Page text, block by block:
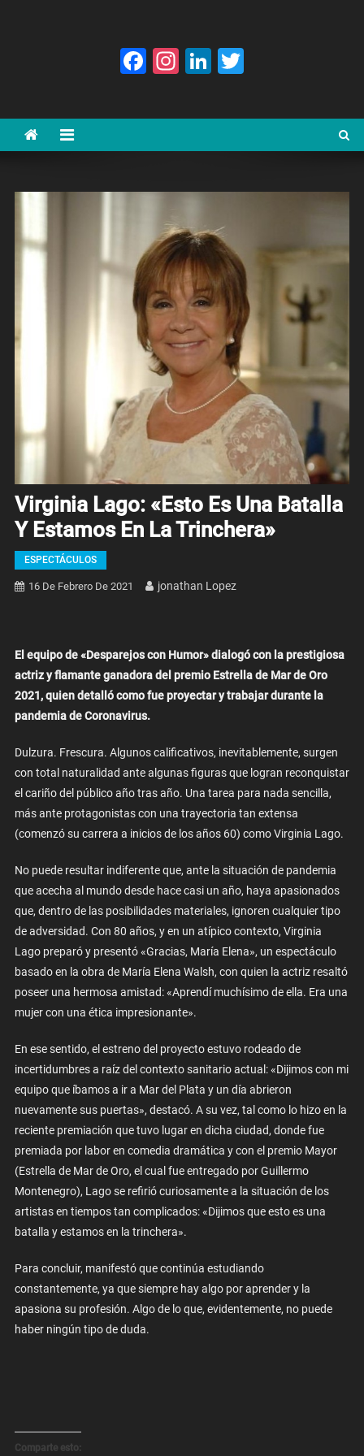
Facebook
Instagram
LinkedIn
Virginia Lago: «Esto Es Una Batalla
Y Estamos En La Trinchera»
ESPECTÁCULOS
16 De Febrero De 2021 Jonathan Lopez
El equipo de «Desparejos con Humor» dialogó con la prestigiosa
actriz y flamante ganadora del premio Estrella de Mar de Oro
2021, quien detalló como fue proyectar y trabajar durante la
pandemia de Coronavirus.
Dulzura. Frescura. Algunos calificativos, inevitablemente, surgen
con total naturalidad ante algunas figuras que logran reconquistar
el cariño del público año tras año. Una tarea para nada sencilla,
más ante protagonistas con una trayectoria tan extensa
(comenzó su carrera a inicios de los años 60) como Virginia Lago.
No puede resultar indiferente que, ante la situación de pandemia
que acecha al mundo desde hace casi un año, haya apasionados
que, dentro de las posibilidades materiales, ignoren cualquier tipo
de adversidad. Con 80 años, y en un atípico contexto, Virginia
Lago preparó y presentó «Gracias, María Elena», un espectáculo
basado en la obra de María Elena Walsh, con quien la actriz resaltó
poseer una hermosa amistad: «Aprendí muchísimo de ella. Era una
mujer con una ética impresionante».
En ese sentido, el estreno del proyecto estuvo rodeado de
incertidumbres a raíz del contexto sanitario actual: «Dijimos con mi
equipo que íbamos a ir a Mar del Plata y un día abrieron
nuevamente sus puertas», destacó. A su vez, tal como lo hizo en la
reciente premiación que tuvo lugar en dicha ciudad, donde fue
premiada por labor en comedia dramática y con el premio Mayor
(Estrella de Mar de Oro, el cual fue entregado por Guillermo
Montenegro), Lago se refirió curiosamente a la situación de los
artistas en tiempos tan complicados: «Dijimos que esto es una
batalla y estamos en la trinchera».
Para concluir, manifestó que continúa estudiando
constantemente, ya que siempre hay algo por aprender y la
apasiona su profesión. Algo de lo que, evidentemente, no puede
haber ningún tipo de duda.
Comparte esto: